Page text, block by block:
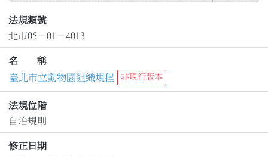
法規類號
北市05－01－4013
名 稱
臺北市立動物園組織規程
非現行版本
法規位階
自治規則
修正日期